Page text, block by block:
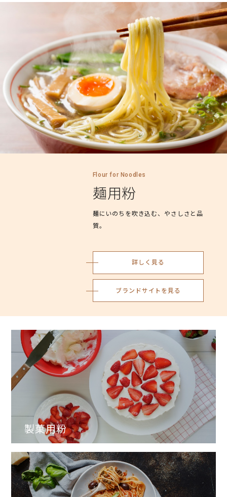
Flour for Noodles
麺用粉
麺にいのちを吹き込む、やさしさと品
質。
詳しく見る
ブランドサイトを見る
製菓用粉